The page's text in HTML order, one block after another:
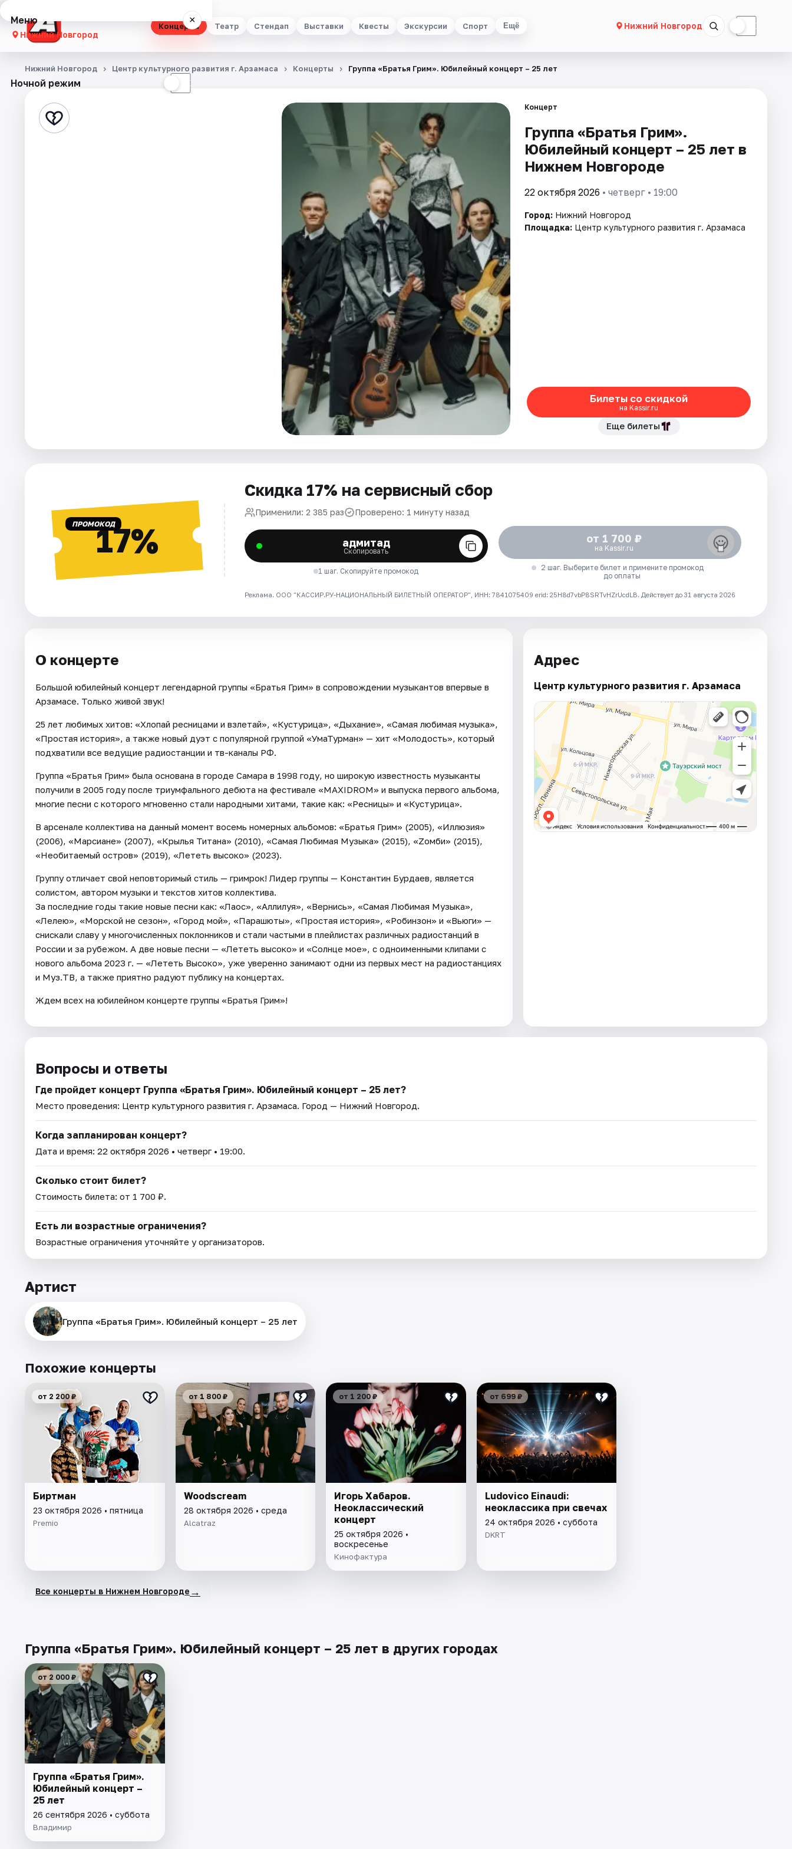
Концерты Театр Стендап Выставки Квесты Экскурсии Спорт Ещё Нижний Новгород ☾
Меню ×
Нижний Новгород
Концерты
Стендап
Ночной режим ☾
Нижний Новгород Центр культурного развития г. Арзамаса Концерты Группа «Братья Грим». Юбилейный концерт –​ 25 лет
Концерт
Группа «Братья Грим».
Юбилейный концерт –​ 25 лет в
Нижнем Новгороде
22 октября 2026 • четверг • 19:00
Город: Нижний Новгород
Площадка: Центр культурного развития г. Арзамаса
Билеты со скидкой
на Kassir.ru
Еще билеты
ПРОМОКОД17%
Скидка 17% на сервисный сбор
Применили: 2 385 раз Проверено: 1 минуту назад
адмитад
Скопировать
1 шаг. Скопируйте промокод
от 1 700 ₽
на Kassir.ru
2 шаг. Выберите билет и примените промокод
до оплаты
Реклама. ООО "КАССИР.РУ-НАЦИОНАЛЬНЫЙ БИЛЕТНЫЙ ОПЕРАТОР", ИНН: 7841075409 erid: 25H8d7vbP8SRTvHZrUcdLB. Действует до 31 августа 2026
О концерте
Большой юбилейный концерт легендарной группы «Братья Грим» в сопровождении музыкантов впервые в
Арзамасе. Только живой звук!
25 лет любимых хитов: «Хлопай ресницами и взлетай», «Кустурица», «Дыхание», «Самая любимая музыка»,
«Простая история», а также новый дуэт с популярной группой «УмаТурман» — хит «Молодость», который
подхватили все ведущие радиостанции и тв-каналы РФ.
Группа «Братья Грим» была основана в городе Самара в 1998 году, но широкую известность музыканты
получили в 2005 году после триумфального дебюта на фестивале «MAXIDROM» и выпуска первого альбома,
многие песни с которого мгновенно стали народными хитами, такие как: «Ресницы» и «Кустурица».
В арсенале коллектива на данный момент восемь номерных альбомов: «Братья Грим» (2005), «Иллюзия»
(2006), «Марсиане» (2007), «Крылья Титана» (2010), «Самая Любимая Музыка» (2015), «Zомби» (2015),
«Необитаемый остров» (2019), «Лететь высоко» (2023).
Группу отличает свой неповторимый стиль — гримрок! Лидер группы — Константин Бурдаев, является
солистом, автором музыки и текстов хитов коллектива.
За последние годы такие новые песни как: «Лаос», «Аллилуя», «Вернись», «Самая Любимая Музыка»,
«Лелею», «Морской не сезон», «Город мой», «Парашюты», «Простая история», «Робинзон» и «Вьюги» —
снискали славу у многочисленных поклонников и стали частыми в плейлистах различных радиостанций в
России и за рубежом. А две новые песни — «Лететь высоко» и «Солнце мое», с одноименными клипами с
нового альбома 2023 г. — «Лететь Высоко», уже уверенно занимают одни из первых мест на радиостанциях
и Муз.ТВ, а также приятно радуют публику на концертах.
Ждем всех на юбилейном концерте группы «Братья Грим»!
Адрес
Центр культурного развития г. Арзамаса
Вопросы и ответы
Где пройдет концерт Группа «Братья Грим». Юбилейный концерт –​ 25 лет?
Место проведения: Центр культурного развития г. Арзамаса. Город — Нижний Новгород.
Когда запланирован концерт?
Дата и время: 22 октября 2026 • четверг • 19:00.
Сколько стоит билет?
Стоимость билета: от 1 700 ₽.
Есть ли возрастные ограничения?
Возрастные ограничения уточняйте у организаторов.
Артист
Группа «Братья Грим». Юбилейный концерт –​ 25 лет
Похожие концерты
от 2 200 ₽
Биртман
23 октября 2026 • пятница
Premio
от 1 800 ₽
Woodscream
28 октября 2026 • среда
Alcatraz
от 1 200 ₽
Игорь Хабаров.
Неоклассический
концерт
25 октября 2026 •
воскресенье
Кинофактура
от 699 ₽
Ludovico Einaudi:
неоклассика при свечах
24 октября 2026 • суббота
DKRT
Все концерты в Нижнем Новгороде →
Группа «Братья Грим». Юбилейный концерт –​ 25 лет в других городах
от 2 000 ₽
Группа «Братья Грим».
Юбилейный концерт –
25 лет
26 сентября 2026 • суббота
Владимир